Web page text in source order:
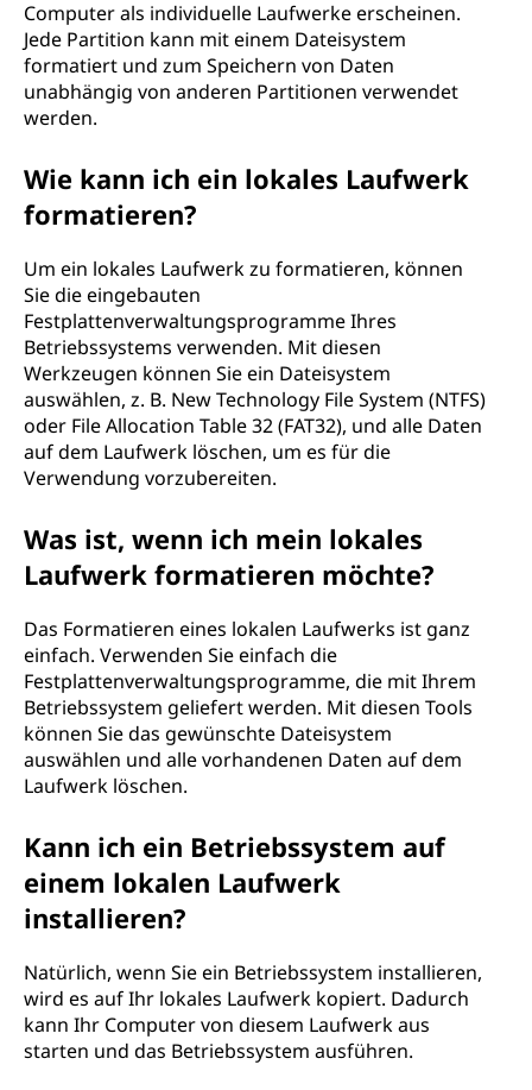
Computer als individuelle Laufwerke erscheinen.
Jede Partition kann mit einem Dateisystem
formatiert und zum Speichern von Daten
unabhängig von anderen Partitionen verwendet
werden.
Wie kann ich ein lokales Laufwerk
formatieren?
Um ein lokales Laufwerk zu formatieren, können
Sie die eingebauten
Festplattenverwaltungsprogramme Ihres
Betriebssystems verwenden. Mit diesen
Werkzeugen können Sie ein Dateisystem
auswählen, z. B. New Technology File System (NTFS)
oder File Allocation Table 32 (FAT32), und alle Daten
auf dem Laufwerk löschen, um es für die
Verwendung vorzubereiten.
Was ist, wenn ich mein lokales
Laufwerk formatieren möchte?
Das Formatieren eines lokalen Laufwerks ist ganz
einfach. Verwenden Sie einfach die
Festplattenverwaltungsprogramme, die mit Ihrem
Betriebssystem geliefert werden. Mit diesen Tools
können Sie das gewünschte Dateisystem
auswählen und alle vorhandenen Daten auf dem
Laufwerk löschen.
Kann ich ein Betriebssystem auf
einem lokalen Laufwerk
installieren?
Natürlich, wenn Sie ein Betriebssystem installieren,
wird es auf Ihr lokales Laufwerk kopiert. Dadurch
kann Ihr Computer von diesem Laufwerk aus
starten und das Betriebssystem ausführen.